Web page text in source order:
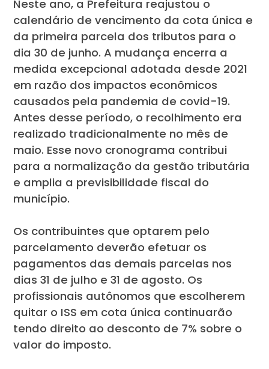
Neste ano, a Prefeitura reajustou o
calendário de vencimento da cota única e
da primeira parcela dos tributos para o
dia 30 de junho. A mudança encerra a
medida excepcional adotada desde 2021
em razão dos impactos econômicos
causados pela pandemia de covid-19.
Antes desse período, o recolhimento era
realizado tradicionalmente no mês de
maio. Esse novo cronograma contribui
para a normalização da gestão tributária
e amplia a previsibilidade fiscal do
município.
Os contribuintes que optarem pelo
parcelamento deverão efetuar os
pagamentos das demais parcelas nos
dias 31 de julho e 31 de agosto. Os
profissionais autônomos que escolherem
quitar o ISS em cota única continuarão
tendo direito ao desconto de 7% sobre o
valor do imposto.